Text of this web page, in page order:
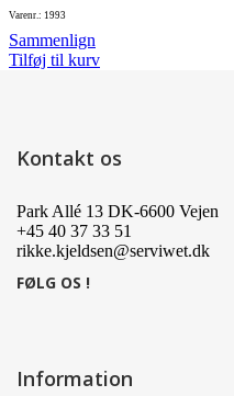
Varenr.: 1993
Sammenlign
Tilføj til kurv
Kontakt os
Park Allé 13 DK-6600 Vejen
+45 40 37 33 51
rikke.kjeldsen@serviwet.dk
FØLG OS !
Information